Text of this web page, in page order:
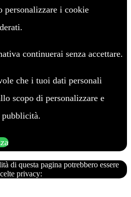
personalizzare i cookie
continuerai senza accettare.
che i tuoi dati personali
scopo di personalizzare e
di questa pagina potrebbero essere
privacy: